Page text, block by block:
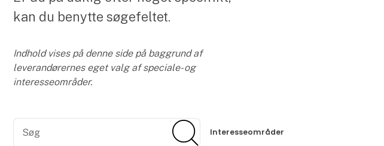
kan du benytte søgefeltet.
Indhold vises på denne side på baggrund af
leverandørernes eget valg af speciale- og
interesseområder.
Søg
Interesseområder